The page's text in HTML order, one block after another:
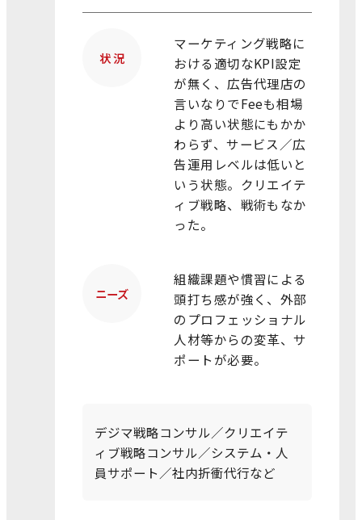
状 況
マーケティング戦略に
おける適切なKPI設定
が無く、広告代理店の
言いなりでFeeも相場
より高い状態にもかか
わらず、サービス／広
告運用レベルは低いと
いう状態。クリエイテ
ィブ戦略、戦術もなか
った。
ニーズ
組織課題や慣習による
頭打ち感が強く、外部
のプロフェッショナル
人材等からの変革、サ
ポートが必要。
デジマ戦略コンサル／クリエイテ
ィブ戦略コンサル／システム・人
員サポート／社内折衝代行など